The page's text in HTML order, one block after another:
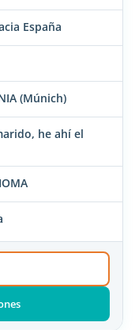
España
(Múnich)
he ahí el